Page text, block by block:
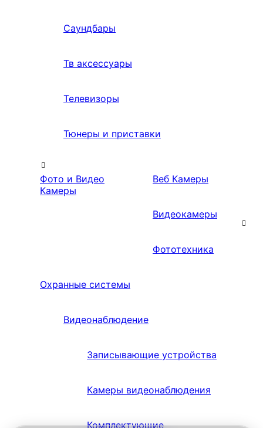
Саундбары
Тв аксессуары
Телевизоры
Тюнеры и приставки
Фото и Видео
Камеры
Веб Камеры
Видеокамеры
Фототехника
Охранные системы
Видеонаблюдение
Записывающие устройства
Камеры видеонаблюдения
Комплектующие